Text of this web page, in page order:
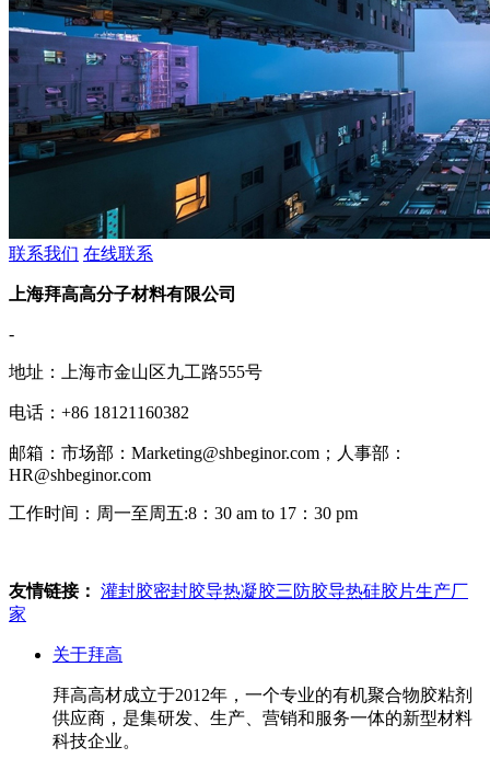
联系我们 在线联系
上海拜高高分子材料有限公司
-
地址：上海市金山区九工路555号
电话：+86 18121160382
邮箱：市场部：Marketing@shbeginor.com；人事部：
HR@shbeginor.com
工作时间：周一至周五:8：30 am to 17：30 pm
友情链接： 灌封胶密封胶导热凝胶三防胶导热硅胶片生产厂
家
关于拜高
拜高高材成立于2012年，一个专业的有机聚合物胶粘剂
供应商，是集研发、生产、营销和服务一体的新型材料
科技企业。